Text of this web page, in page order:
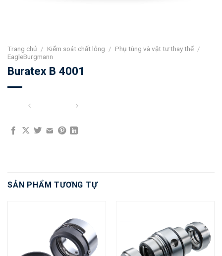
Trang chủ / Kiểm soát chất lỏng / Phụ tùng và vật tư thay thế /
EagleBurgmann
Buratex B 4001
SẢN PHẨM TƯƠNG TỰ